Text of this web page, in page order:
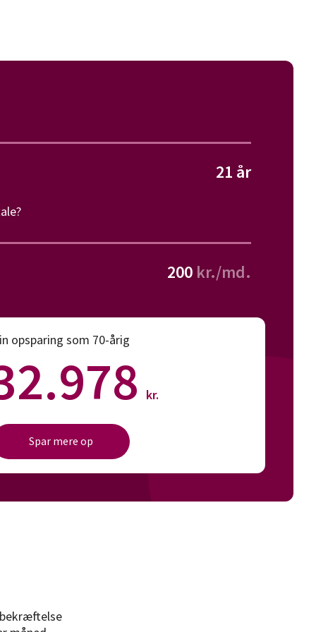
21 år
200 kr./md.
opsparing som 70-årig
kr.
Spar mere op